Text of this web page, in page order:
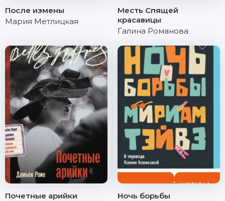
После измены
Мария Метлицкая
Месть Спящей
красавицы
Галина Романова
Почетные арийки
Ночь борьбы